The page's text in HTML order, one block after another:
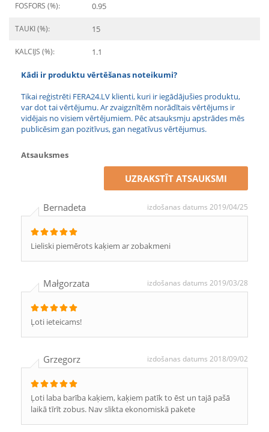
FOSFORS (%): 0.95
TAUKI (%): 15
KALCIJS (%): 1.1
Kādi ir produktu vērtēšanas noteikumi?
Tikai reģistrēti FERA24.LV klienti, kuri ir iegādājušies produktu,
var dot tai vērtējumu. Ar zvaigznītēm norādītais vērtējums ir
vidējais no visiem vērtējumiem. Pēc atsauksmju apstrādes mēs
publicēsim gan pozitīvus, gan negatīvus vērtējumus.
Atsauksmes
UZRAKSTĪT ATSAUKSMI
Bernadeta izdošanas datums 2019/04/25
Lieliski piemērots kaķiem ar zobakmeni
Małgorzata izdošanas datums 2019/03/28
Ļoti ieteicams!
Grzegorz izdošanas datums 2018/09/02
Ļoti laba barība kaķiem, kaķiem patīk to ēst un tajā pašā
laikā tīrīt zobus. Nav slikta ekonomiskā pakete